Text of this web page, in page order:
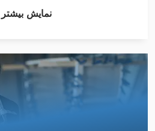
نمایش بیشتر